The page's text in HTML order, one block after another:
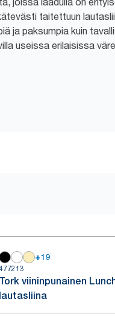
taitettuun
ja paksumpia kuin
useissa erilaisissa
+19
Tork viininpunainen
lautasliina